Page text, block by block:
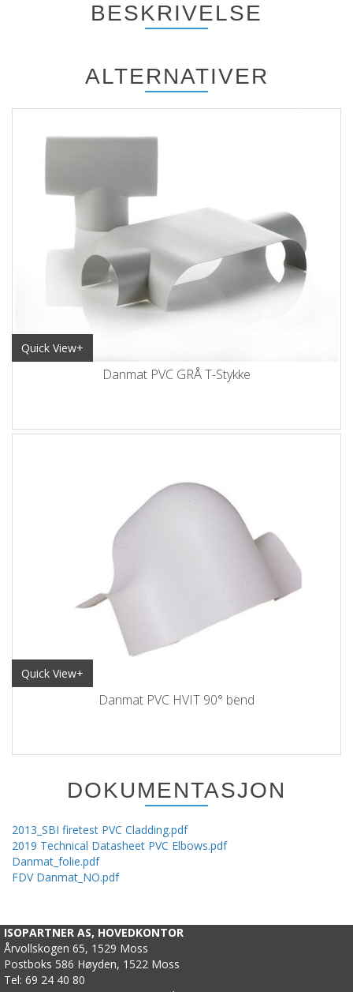
BESKRIVELSE
ALTERNATIVER
Quick View+
Danmat PVC GRÅ T-Stykke
Quick View+
Danmat PVC HVIT 90° bend
DOKUMENTASJON
2013_SBI firetest PVC Cladding.pdf
2019 Technical Datasheet PVC Elbows.pdf
Danmat_folie.pdf
FDV Danmat_NO.pdf
ISOPARTNER AS, HOVEDKONTOR
Årvollskogen 65, 1529 Moss
Postboks 586 Høyden, 1522 Moss
Tel: 69 24 40 80